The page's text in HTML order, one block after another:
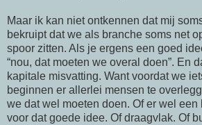
Maar ik kan niet ontkennen dat mij
bekruipt dat we als branche soms net
spoor zitten. Als je ergens een goed
“nou, dat moeten we overal doen”. En
kapitale misvatting. Want voordat we
beginnen er allerlei mensen te
we dat wel moeten doen. Of er wel
voor dat goede idee. Of draagvlak. Of